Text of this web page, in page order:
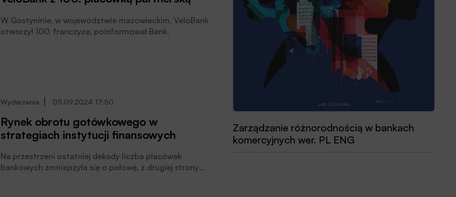
W Gostyninie, w województwie mazowieckim, VeloBank
otworzył 100. franczyzę, poinformował Bank.
Wydarzenia 05.09.2024 17:50
Rynek obrotu gotówkowego w
strategiach instytucji finansowych
Na przestrzeni ostatniej dekady liczba placówek
bankowych zmniejszyła się o połowę, z drugiej strony
Przewodnik dobrych praktyk 2025